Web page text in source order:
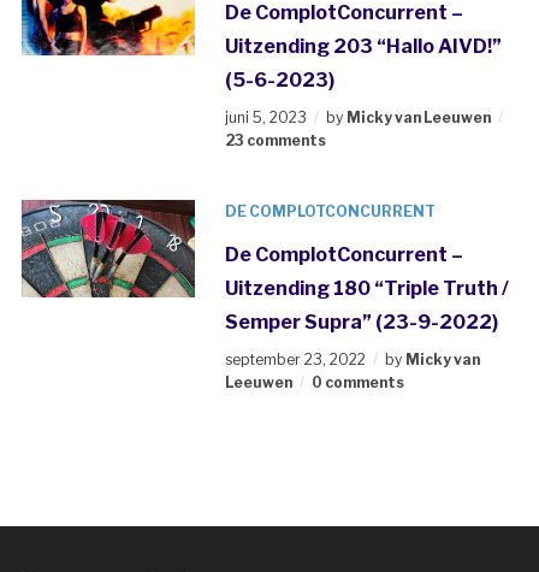
De ComplotConcurrent –
Uitzending 203 “Hallo AIVD!”
(5-6-2023)
juni 5, 2023 by Micky van Leeuwen
23 comments
DE COMPLOTCONCURRENT
De ComplotConcurrent –
Uitzending 180 “Triple Truth /
Semper Supra” (23-9-2022)
september 23, 2022 by Micky van
Leeuwen
0 comments